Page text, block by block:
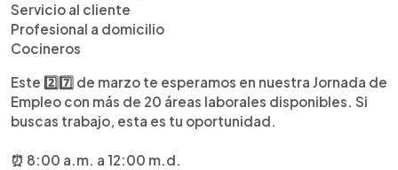
Servicio al cliente
Profesional a domicilio
Cocineros
Este 2️⃣7️⃣ de marzo te esperamos en nuestra Jornada de
Empleo con más de 20 áreas laborales disponibles. Si
buscas trabajo, esta es tu oportunidad.
⏰ 8:00 a.m. a 12:00 m.d.